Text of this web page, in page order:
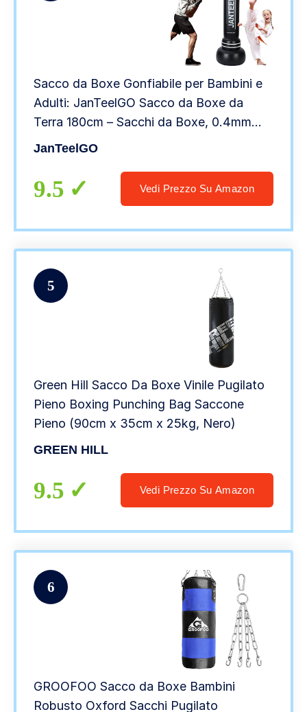
Sacco da Boxe Gonfiabile per Bambini e
Adulti: JanTeelGO Sacco da Boxe da
Terra 180cm – Sacchi da Boxe, 0.4mm
Spessore PVC Pungiball Bambini –
JanTeelGO
9.5 Vedi Prezzo Su Amazon
5
Green Hill Sacco Da Boxe Vinile Pugilato
Pieno Boxing Punching Bag Saccone
Pieno (90cm x 35cm x 25kg, Nero)
GREEN HILL
9.5 Vedi Prezzo Su Amazon
6
GROOFOO Sacco da Boxe Bambini
Robusto Oxford Sacchi Pugilato